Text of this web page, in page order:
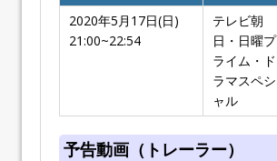
2020年5月17日(日)
21:00~22:54
テレビ朝
日・日曜プ
ライム・ド
ラマスペシ
ャル
予告動画（トレーラー）